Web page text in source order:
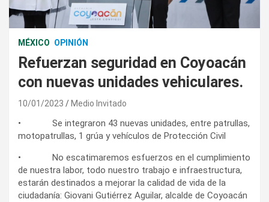
MÉXICO OPINIÓN
Refuerzan seguridad en Coyoacán
con nuevas unidades vehiculares.
10/01/2023 Medio Invitado
• Se integraron 43 nuevas unidades, entre patrullas,
motopatrullas, 1 grúa y vehículos de Protección Civil
• No escatimaremos esfuerzos en el cumplimiento
de nuestra labor, todo nuestro trabajo e infraestructura,
estarán destinados a mejorar la calidad de vida de la
ciudadanía: Giovani Gutiérrez Aguilar, alcalde de Coyoacán